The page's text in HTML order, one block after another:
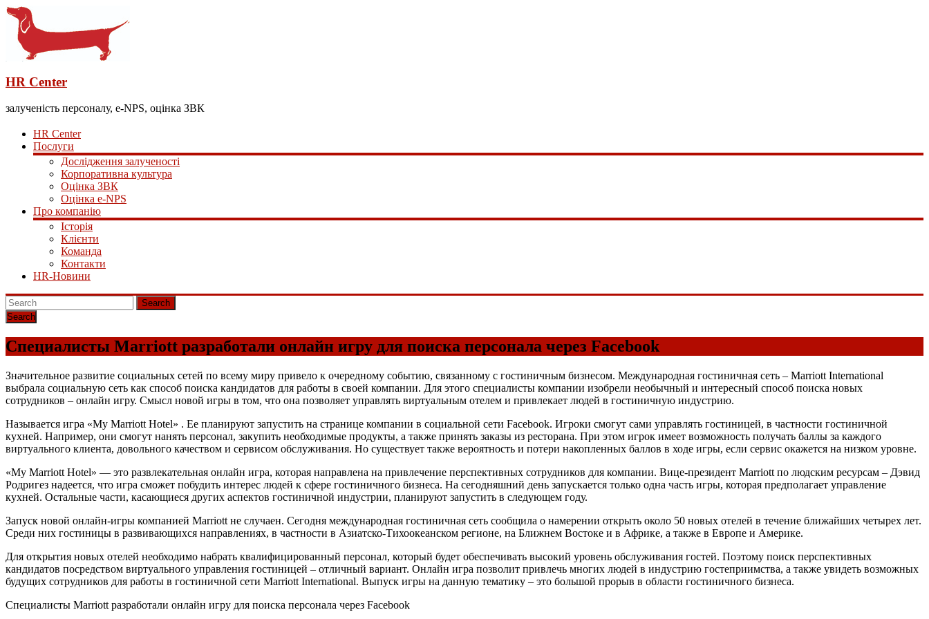
HR Center
залученість персоналу, e-NPS, оцінка ЗВК
HR Center
Послуги
Дослідження залученості
Корпоративна культура
Оцінка ЗВК
Оцінка e-NPS
Про компанію
Історія
Клієнти
Команда
Контакти
HR-Новини
Search
Специалисты Marriott разработали онлайн игру для поиска персонала через Facebook
Значительное развитие социальных сетей по всему миру привело к очередному событию, связанному с гостиничным бизнесом. Международная гостиничная сеть – Marriott International
выбрала социальную сеть как способ поиска кандидатов для работы в своей компании. Для этого специалисты компании изобрели необычный и интересный способ поиска новых
сотрудников – онлайн игру. Смысл новой игры в том, что она позволяет управлять виртуальным отелем и привлекает людей в гостиничную индустрию.
Называется игра «My Marriott Hotel» . Ее планируют запустить на странице компании в социальной сети Facebook. Игроки смогут сами управлять гостиницей, в частности гостиничной
кухней. Например, они смогут нанять персонал, закупить необходимые продукты, а также принять заказы из ресторана. При этом игрок имеет возможность получать баллы за каждого
виртуального клиента, довольного качеством и сервисом обслуживания. Но существует также вероятность и потери накопленных баллов в ходе игры, если сервис окажется на низком уровне.
«My Marriott Hotel» — это развлекательная онлайн игра, которая направлена на привлечение перспективных сотрудников для компании. Вице-президент Marriott по людским ресурсам – Дэвид
Родригез надеется, что игра сможет побудить интерес людей к сфере гостиничного бизнеса. На сегодняшний день запускается только одна часть игры, которая предполагает управление
кухней. Остальные части, касающиеся других аспектов гостиничной индустрии, планируют запустить в следующем году.
Запуск новой онлайн-игры компанией Marriott не случаен. Сегодня международная гостиничная сеть сообщила о намерении открыть около 50 новых отелей в течение ближайших четырех лет.
Среди них гостиницы в развивающихся направлениях, в частности в Азиатско-Тихоокеанском регионе, на Ближнем Востоке и в Африке, а также в Европе и Америке.
Для открытия новых отелей необходимо набрать квалифицированный персонал, который будет обеспечивать высокий уровень обслуживания гостей. Поэтому поиск перспективных
кандидатов посредством виртуального управления гостиницей – отличный вариант. Онлайн игра позволит привлечь многих людей в индустрию гостеприимства, а также увидеть возможных
будущих сотрудников для работы в гостиничной сети Marriott International. Выпуск игры на данную тематику – это большой прорыв в области гостиничного бизнеса.
Специалисты Marriott разработали онлайн игру для поиска персонала через Facebook